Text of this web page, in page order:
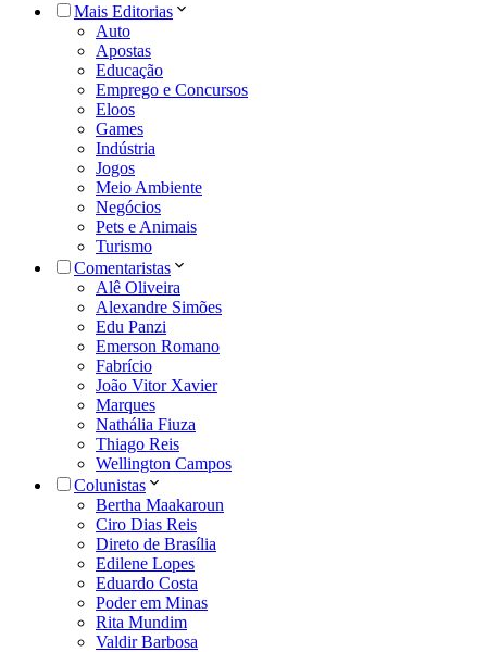
Mais Editorias
Auto
Apostas
Educação
Emprego e Concursos
Eloos
Games
Indústria
Jogos
Meio Ambiente
Negócios
Pets e Animais
Turismo
Comentaristas
Alê Oliveira
Alexandre Simões
Edu Panzi
Emerson Romano
Fabrício
João Vitor Xavier
Marques
Nathália Fiuza
Thiago Reis
Wellington Campos
Colunistas
Bertha Maakaroun
Ciro Dias Reis
Direto de Brasília
Edilene Lopes
Eduardo Costa
Poder em Minas
Rita Mundim
Valdir Barbosa